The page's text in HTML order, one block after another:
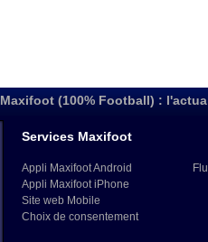
Maxifoot (100% Football) :
Services Maxifoot
Appli Maxifoot Android
Appli Maxifoot iPhone
Site web Mobile
Choix de consentement